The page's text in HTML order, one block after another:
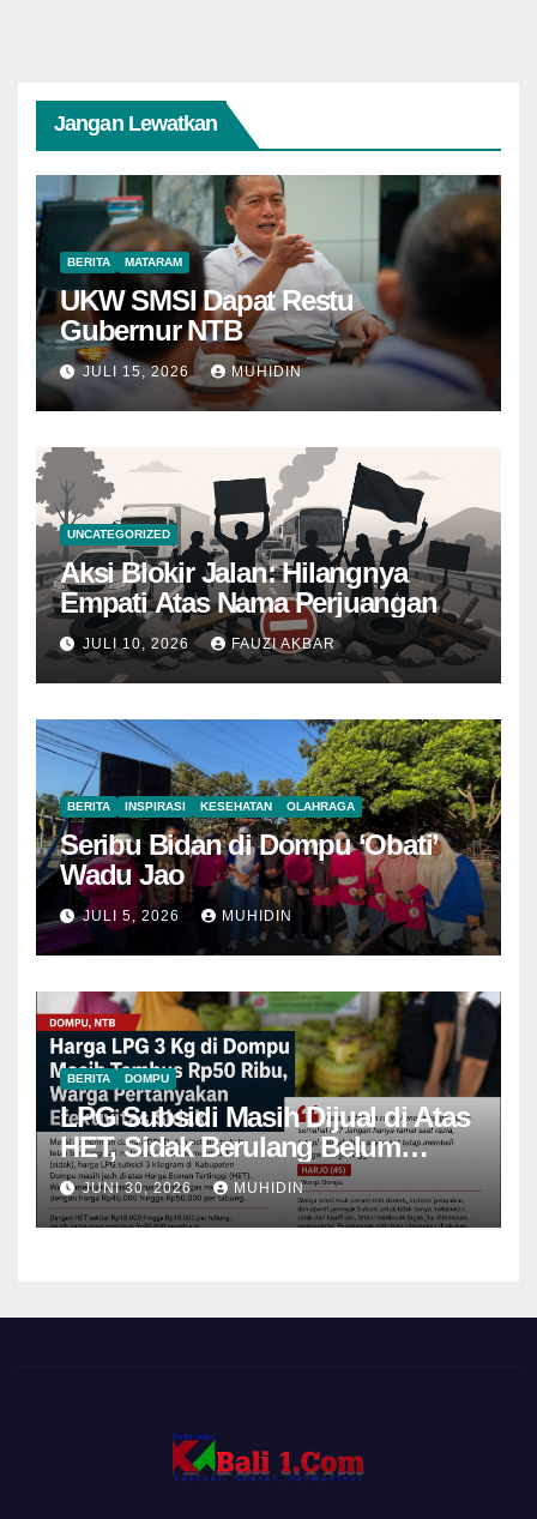
Jangan Lewatkan
BERITA MATARAM
UKW SMSI Dapat Restu
Gubernur NTB
JULI 15, 2026 MUHIDIN
UNCATEGORIZED
Aksi Blokir Jalan: Hilangnya
Empati Atas Nama Perjuangan
JULI 10, 2026 FAUZI AKBAR
BERITA INSPIRASI KESEHATAN OLAHRAGA
Seribu Bidan di Dompu ‘Obati’
Wadu Jao
JULI 5, 2026 MUHIDIN
BERITA DOMPU
LPG Subsidi Masih Dijual di Atas
HET, Sidak Berulang Belum
Mampu Menekan Harga
JUNI 30, 2026 MUHIDIN